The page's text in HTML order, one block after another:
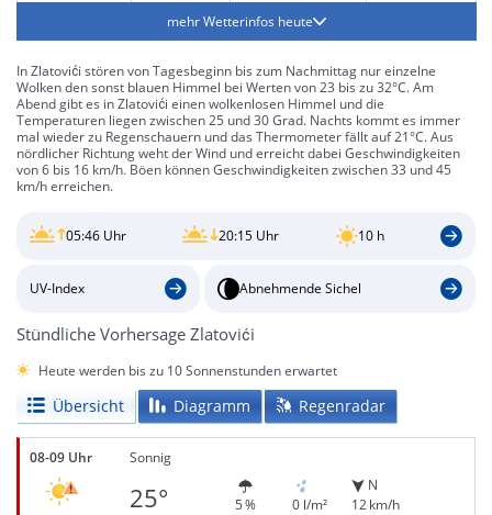
mehr Wetterinfos heute
In Zlatovići stören von Tagesbeginn bis zum Nachmittag nur einzelne
Wolken den sonst blauen Himmel bei Werten von 23 bis zu 32°C. Am
Abend gibt es in Zlatovići einen wolkenlosen Himmel und die
Temperaturen liegen zwischen 25 und 30 Grad. Nachts kommt es immer
mal wieder zu Regenschauern und das Thermometer fällt auf 21°C. Aus
nördlicher Richtung weht der Wind und erreicht dabei Geschwindigkeiten
von 6 bis 16 km/h. Böen können Geschwindigkeiten zwischen 33 und 45
km/h erreichen.
05:46 Uhr 20:15 Uhr 10 h
UV-Index Abnehmende Sichel
Stündliche Vorhersage Zlatovići
Heute werden bis zu 10 Sonnenstunden erwartet
Übersicht Diagramm Regenradar
08-09 Uhr Sonnig
25° 5 % 0 l/m²
N
12 km/h